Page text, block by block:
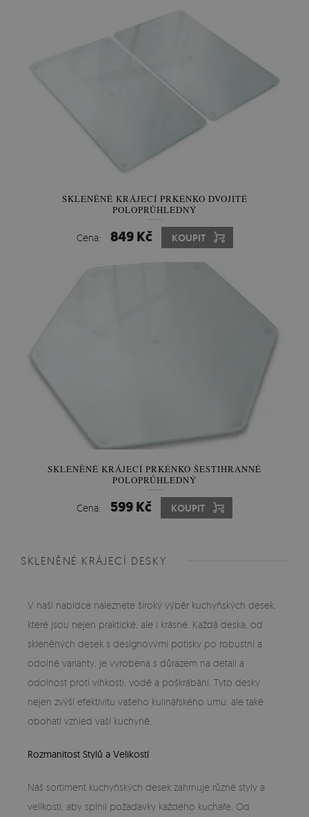
SKLENĚNÉ KRÁJECÍ PRKÉNKO DVOJITÉ
POLOPRŮHLEDNÝ
Cena: 849 Kč KOUPIT
SKLENĚNÉ KRÁJECÍ PRKÉNKO ŠESTIHRANNÉ
POLOPRŮHLEDNÝ
Cena: 599 Kč KOUPIT
SKLENĚNÉ KRÁJECÍ DESKY
V naší nabídce naleznete široký výběr kuchyňských desek,
které jsou nejen praktické, ale i krásné. Každá deska, od
skleněných desek s designovými potisky po robustní a
odolné varianty, je vyrobena s důrazem na detail a
odolnost proti vlhkosti, vodě a poškrábání. Tyto desky
nejen zvýší efektivitu vašeho kulinářského umu, ale také
obohatí vzhled vaší kuchyně.
Rozmanitost Stylů a Velikostí
Náš sortiment kuchyňských desek zahrnuje různé styly a
velikosti, aby splnil požadavky každého kuchaře. Od